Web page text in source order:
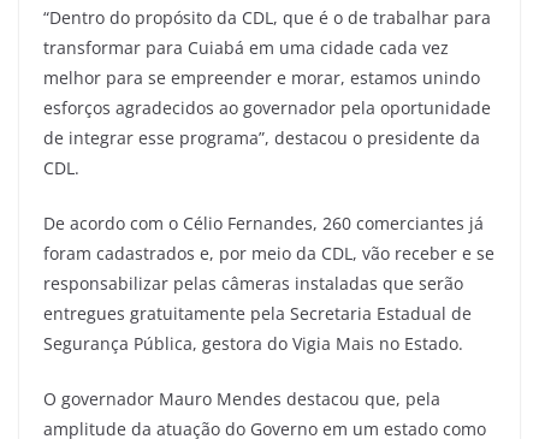
“Dentro do propósito da CDL, que é o de trabalhar para
transformar para Cuiabá em uma cidade cada vez
melhor para se empreender e morar, estamos unindo
esforços agradecidos ao governador pela oportunidade
de integrar esse programa”, destacou o presidente da
CDL.
De acordo com o Célio Fernandes, 260 comerciantes já
foram cadastrados e, por meio da CDL, vão receber e se
responsabilizar pelas câmeras instaladas que serão
entregues gratuitamente pela Secretaria Estadual de
Segurança Pública, gestora do Vigia Mais no Estado.
O governador Mauro Mendes destacou que, pela
amplitude da atuação do Governo em um estado como